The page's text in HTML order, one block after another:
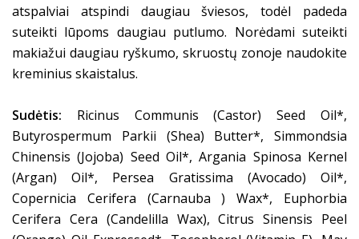
atspalviai atspindi daugiau šviesos, todėl padeda
suteikti lūpoms daugiau putlumo. Norėdami suteikti
makiažui daugiau ryškumo, skruostų zonoje naudokite
kreminius skaistalus.
Sudėtis: Ricinus Communis (Castor) Seed Oil*,
Butyrospermum Parkii (Shea) Butter*, Simmondsia
Chinensis (Jojoba) Seed Oil*, Argania Spinosa Kernel
(Argan) Oil*, Persea Gratissima (Avocado) Oil*,
Copernicia Cerifera (Carnauba ) Wax*, Euphorbia
Cerifera Cera (Candelilla Wax), Citrus Sinensis Peel